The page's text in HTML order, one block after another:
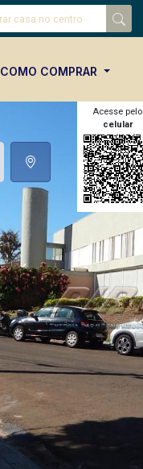
COMO COMPRAR
Acesse pelo
celular